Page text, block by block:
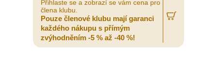
Přihlaste se a zobrazí se vám cena pro
člena klubu.
Pouze členové klubu mají garanci
každého nákupu s přímým
zvýhodněním -5 % až -40 %!